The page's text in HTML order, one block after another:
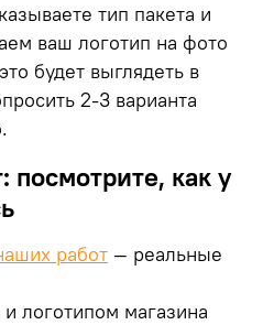
тип пакета и
ваш логотип на фото
будет выглядеть в
2-3 варианта
как у
работ — реальные
логотипом магазина